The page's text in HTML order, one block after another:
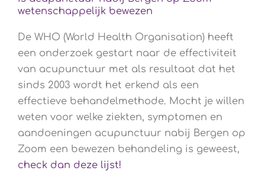
wetenschappelijk bewezen
De WHO (World Health Organisation) heeft
een onderzoek gestart naar de effectiviteit
van acupunctuur met als resultaat dat het
sinds 2003 wordt het erkend als een
effectieve behandelmethode. Mocht je willen
weten voor welke ziekten, symptomen en
aandoeningen acupunctuur nabij Bergen op
Zoom een bewezen behandeling is geweest,
check dan deze lijst!